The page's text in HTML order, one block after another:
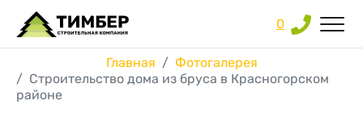
0
Главная
Фотогалерея
Строительство дома из бруса в Красногорском
районе